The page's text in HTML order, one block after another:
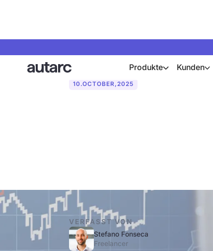
Produkte Kunden
10.OCTOBER,2025
VERFASST VON
Stefano Fonseca
Freelancer